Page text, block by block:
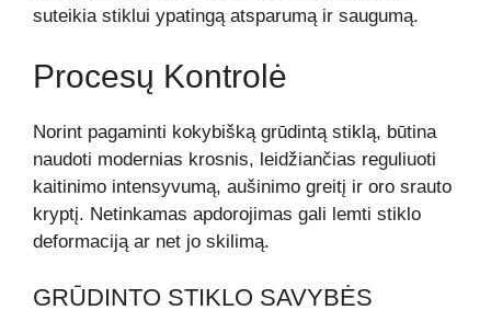
suteikia stiklui ypatingą atsparumą ir saugumą.
Procesų Kontrolė
Norint pagaminti kokybišką grūdintą stiklą, būtina
naudoti modernias krosnis, leidžiančias reguliuoti
kaitinimo intensyvumą, aušinimo greitį ir oro srauto
kryptį. Netinkamas apdorojimas gali lemti stiklo
deformaciją ar net jo skilimą.
GRŪDINTO STIKLO SAVYBĖS